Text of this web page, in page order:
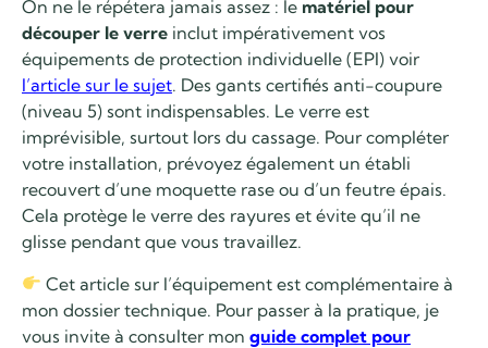
On ne le répétera jamais assez : le matériel pour
découper le verre inclut impérativement vos
équipements de protection individuelle (EPI) voir
l’article sur le sujet. Des gants certifiés anti-coupure
(niveau 5) sont indispensables. Le verre est
imprévisible, surtout lors du cassage. Pour compléter
votre installation, prévoyez également un établi
recouvert d’une moquette rase ou d’un feutre épais.
Cela protège le verre des rayures et évite qu’il ne
glisse pendant que vous travaillez.
Cet article sur l’équipement est complémentaire à
mon dossier technique. Pour passer à la pratique, je
vous invite à consulter mon guide complet pour